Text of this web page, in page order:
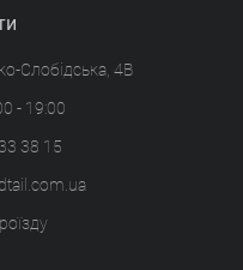
Слобідська, 4В
- 19:00
38 15